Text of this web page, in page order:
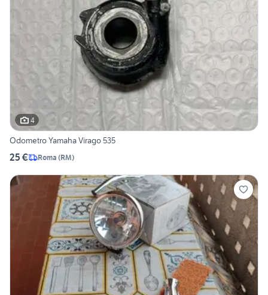
4
Odometro Yamaha Virago 535
25 € Roma (RM)